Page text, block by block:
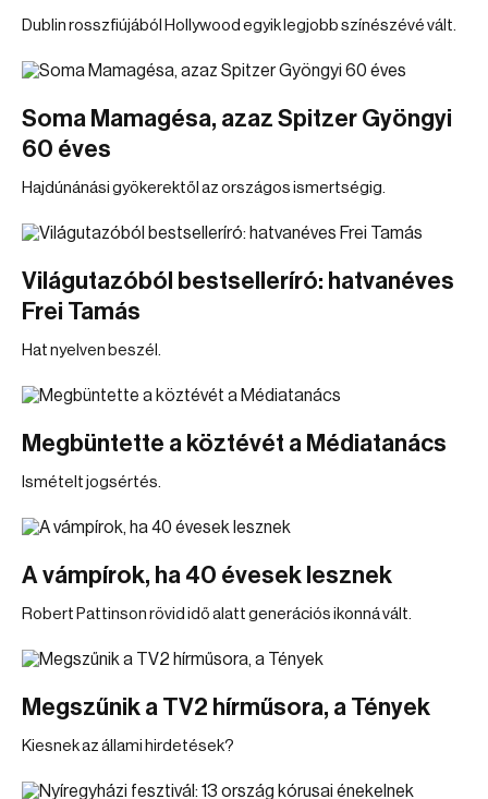
Dublin rosszfiújából Hollywood egyik legjobb színészévé vált.
Soma Mamagésa, azaz Spitzer Gyöngyi
60 éves
Hajdúnánási gyökerektől az országos ismertségig.
Világutazóból bestselleríró: hatvanéves
Frei Tamás
Hat nyelven beszél.
Megbüntette a köztévét a Médiatanács
Ismételt jogsértés.
A vámpírok, ha 40 évesek lesznek
Robert Pattinson rövid idő alatt generációs ikonná vált.
Megszűnik a TV2 hírműsora, a Tények
Kiesnek az állami hirdetések?